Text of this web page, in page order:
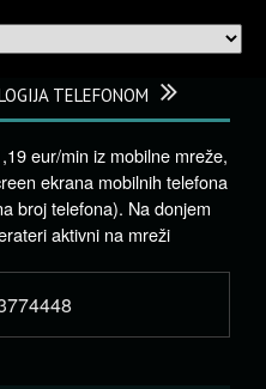
TELEFONOM
eur/min iz mobilne mreže,
ekrana mobilnih telefona
broj telefona). Na donjem
aktivni na mreži